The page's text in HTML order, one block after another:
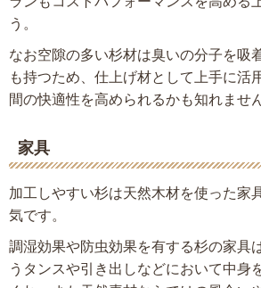
う。
なお空隙の多い杉材は臭いの分子を吸
も持つため、仕上げ材として上手に活
間の快適性を高められるかも知れません
家具
加工しやすい杉は天然木材を使った家
気です。
調湿効果や防虫効果を有する杉の家具
うタンスや引き出しなどにおいて中身